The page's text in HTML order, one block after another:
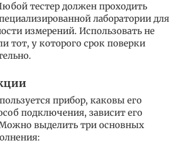
тестер должен проходить
лаборатории для
измерений. Использовать не
тот, у которого срок поверки
прибор, каковы его
подключения, зависит его
выделить три основных